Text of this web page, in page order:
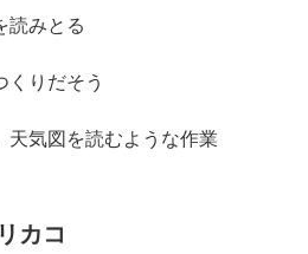
読みとる
くりだそう
天気図を読むような作業
カコ